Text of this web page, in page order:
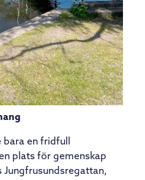
en fridfull
plats för gemenskap
Jungfrusundsregattan,